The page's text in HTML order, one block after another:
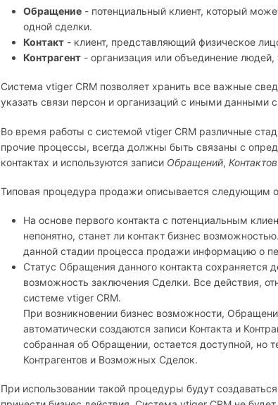
Обращение - потенциальный клиент, который
одной сделки.
Контакт - клиент, представляющий физическое
Контрагент - организация или объединение
Система vtiger CRM позволяет хранить все важные
указать связи персон и организаций с иными данными
Во время работы с системой vtiger CRM различные
прочие процессы, всегда должны быть связаны с
контактах и используются записи Обращений, Контактов
Типовая процедура продажи описывается следующим
На основе первого контакта с потенциальным
непонятно, станет ли контакт бизнес
данной стадии процесса продажи информацию о
Статус Обращения данного контакта сохраняется
возможность заключения Сделки. Все действия,
системе vtiger CRM.
При возникновении бизнес возможности,
автоматически создаются записи Контакта и
собранная об Обращении, остается доступной, но
Контрагентов и Возможных Сделок.
При использовании такой процедуры будут